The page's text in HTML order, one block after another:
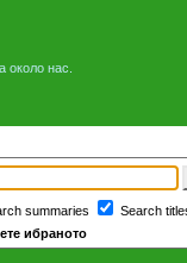
около нас.
summaries
Search
ибраното